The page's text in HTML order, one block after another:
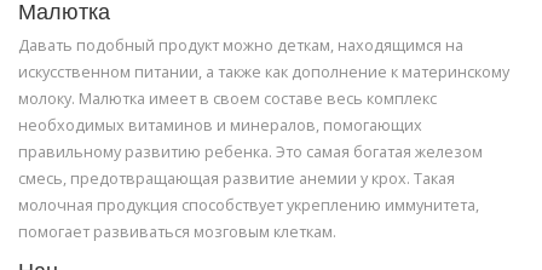
Малютка
Давать подобный продукт можно деткам, находящимся на
искусственном питании, а также как дополнение к материнскому
молоку. Малютка имеет в своем составе весь комплекс
необходимых витаминов и минералов, помогающих
правильному развитию ребенка. Это самая богатая железом
смесь, предотвращающая развитие анемии у крох. Такая
молочная продукция способствует укреплению иммунитета,
помогает развиваться мозговым клеткам.